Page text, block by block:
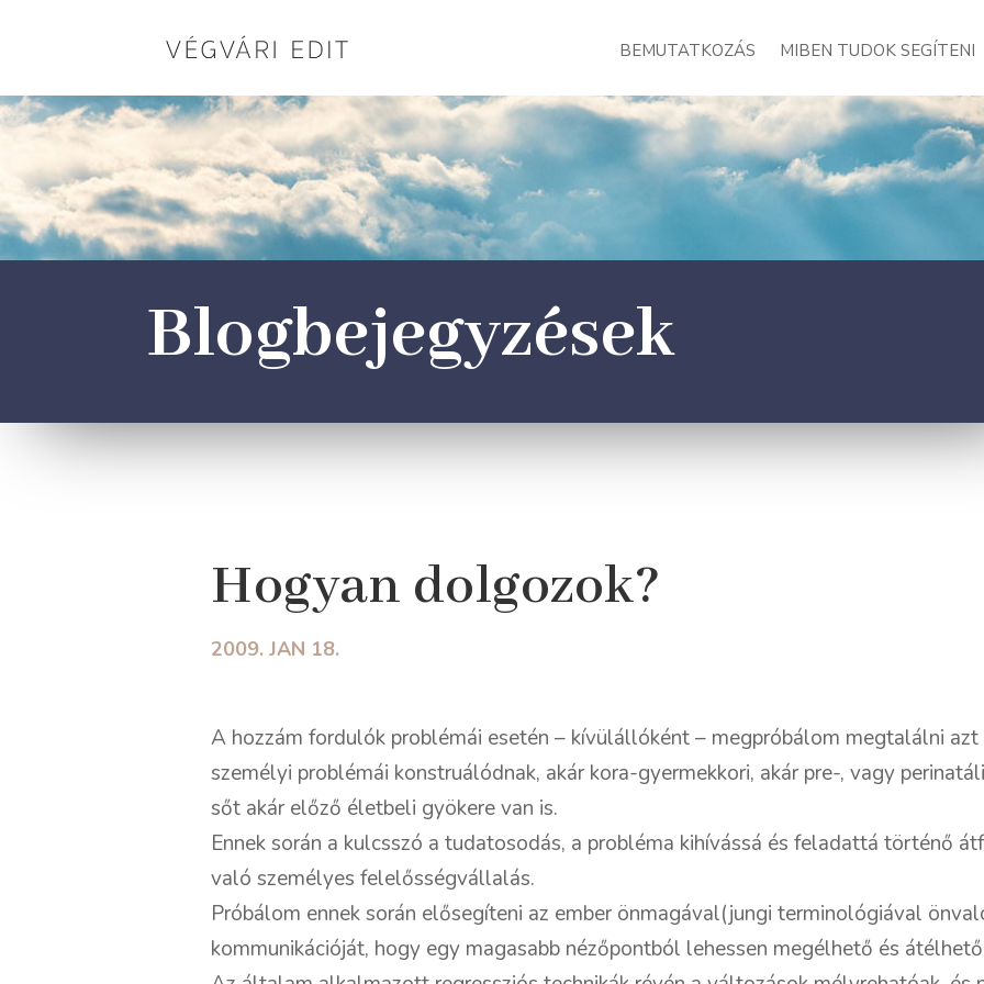
BEMUTATKOZÁS MIBEN TUDOK SEGÍTENI
Blogbejegyzések
Hogyan dolgozok?
2009. JAN 18.
A hozzám fordulók problémái esetén – kívülállóként – megpróbálom megtalálni
személyi problémái konstruálódnak, akár kora-gyermekkori, akár pre-, vagy
sőt akár előző életbeli gyökere van is.
Ennek során a kulcsszó a tudatosodás, a probléma kihívássá és feladattá történő
való személyes felelősségvállalás.
Próbálom ennek során elősegíteni az ember önmagával(jungi terminológiával
kommunikációját, hogy egy magasabb nézőpontból lehessen megélhető és